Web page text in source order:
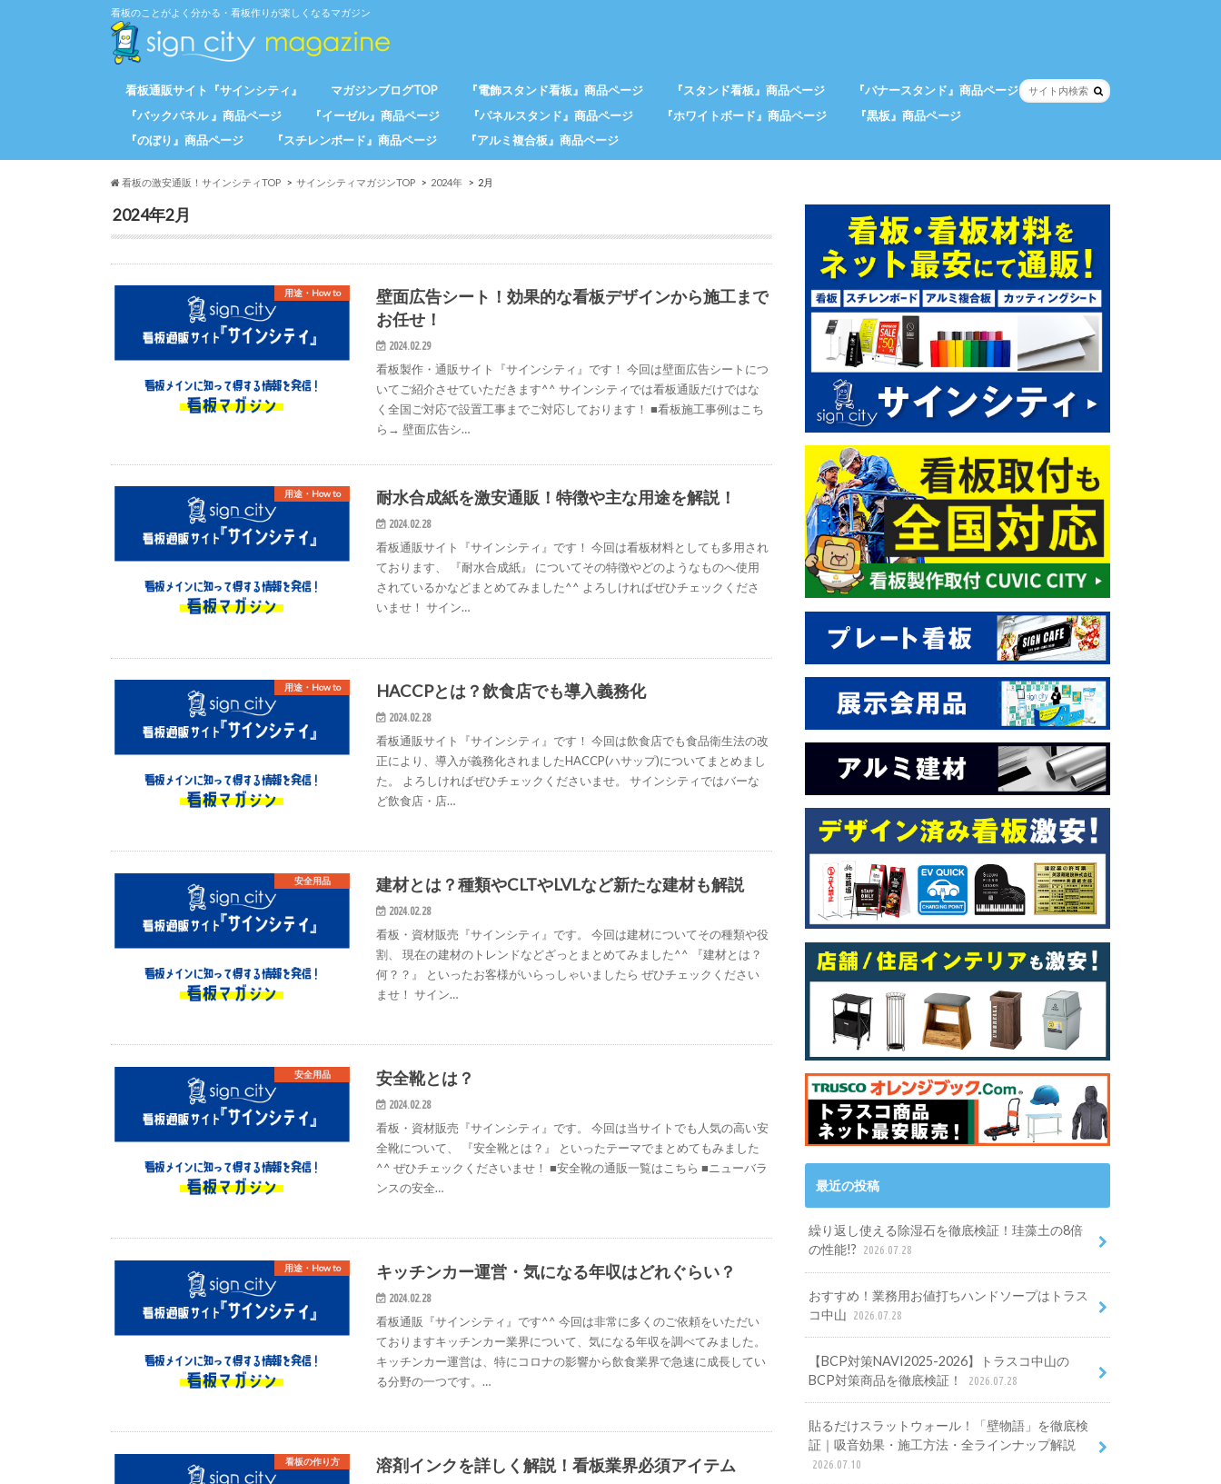
看板のことがよく分かる・看板作りが楽しくなるマガジン
看板通販サイト『サインシティ』 マガジンブログTOP 『電飾スタンド看板』商品ページ 『スタンド看板』商品ページ
『バナースタンド』商品ページ
『バックパネル 』商品ページ
『イーゼル』商品ページ 『パネルスタンド』商品ページ 『ホワイトボード』商品ページ
『黒板』商品ページ
『のぼり』商品ページ
『スチレンボード』商品ページ 『アルミ複合板』商品ページ
看板の激安通販！サインシティTOP サインシティマガジンTOP 2024年 2月
2024年2月
用途・How to
壁面広告シート！効果的な看板デザインから施工まで
お任せ！
2024.02.29
看板製作・通販サイト『サインシティ』です！ 今回は壁面広告シートにつ
いてご紹介させていただきます^^ サインシティでは看板通販だけではな
く全国ご対応で設置工事までご対応しております！ ■看板施工事例はこち
ら→ 壁面広告シ…
用途・How to 耐水合成紙を激安通販！特徴や主な用途を解説！
2024.02.28
看板通販サイト『サインシティ』です！ 今回は看板材料としても多用され
ております、 『耐水合成紙』 についてその特徴やどのようなものへ使用
されているかなどまとめてみました^^ よろしければぜひチェックくださ
いませ！ サイン…
用途・How to HACCPとは？飲食店でも導入義務化
2024.02.28
看板通販サイト『サインシティ』です！ 今回は飲食店でも食品衛生法の改
正により、導入が義務化されましたHACCP(ハサップ)についてまとめまし
た。 よろしければぜひチェックくださいませ。 サインシティではバーな
ど飲食店・店…
安全用品 建材とは？種類やCLTやLVLなど新たな建材も解説
2024.02.28
看板・資材販売『サインシティ』です。 今回は建材についてその種類や役
割、 現在の建材のトレンドなどざっとまとめてみました^^ 『建材とは？
何？？』 といったお客様がいらっしゃいましたら ぜひチェックください
ませ！ サイン…
安全用品 安全靴とは？
2024.02.28
看板・資材販売『サインシティ』です。 今回は当サイトでも人気の高い安
全靴について、 『安全靴とは？』 といったテーマでまとめてもみました
^^ ぜひチェックくださいませ！ ■安全靴の通販一覧はこちら ■ニューバラ
ンスの安全…
用途・How to キッチンカー運営・気になる年収はどれぐらい？
2024.02.28
看板通販『サインシティ』です^^ 今回は非常に多くのご依頼をいただい
ておりますキッチンカー業界について、気になる年収を調べてみました。
キッチンカー運営は、特にコロナの影響から飲食業界で急速に成長してい
る分野の一つです。…
看板の作り方 溶剤インクを詳しく解説！看板業界必須アイテム
最近の投稿
繰り返し使える除湿石を徹底検証！珪藻土の8倍
の性能!?
2026.07.28
おすすめ！業務用お値打ちハンドソープはトラス
コ中山
2026.07.28
【BCP対策NAVI2025-2026】トラスコ中山の
BCP対策商品を徹底検証！
2026.07.28
貼るだけスラットウォール！「壁物語」を徹底検
証｜吸音効果・施工方法・全ラインナップ解説
2026.07.10